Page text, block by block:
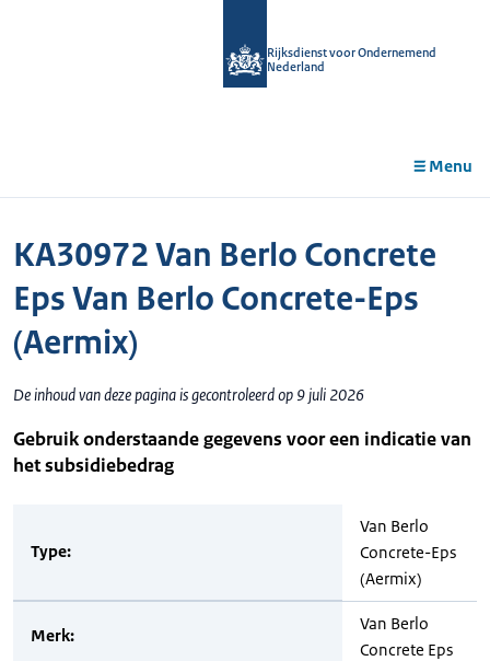
Rijksdienst voor Ondernemend
Nederland
Menu
KA30972 Van Berlo Concrete
Eps Van Berlo Concrete-Eps
(Aermix)
De inhoud van deze pagina is gecontroleerd op 9 juli 2026
Gebruik onderstaande gegevens voor een indicatie van
het subsidiebedrag
Type:
Van Berlo
Concrete-Eps
(Aermix)
Merk:
Van Berlo
Concrete Eps